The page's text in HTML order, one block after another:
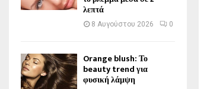
λεπτά
8 Αυγούστου 2026 0
Orange blush: Το
beauty trend για
φυσική λάμψη